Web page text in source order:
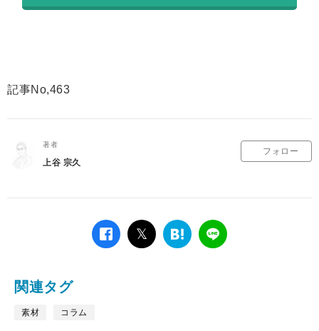
記事No,463
著者
上谷 宗久
フォロー
facebook
twitterは
LINE
関連タグ
素材 コラム